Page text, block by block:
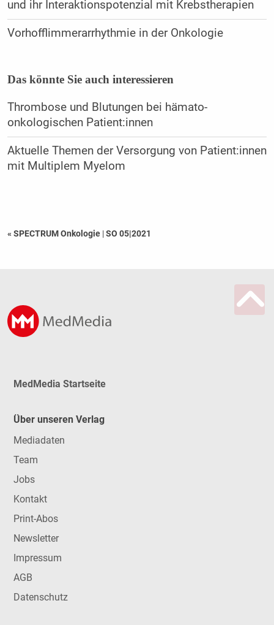
und ihr Interaktionspotenzial mit Krebstherapien
Vorhofflimmerarrhythmie in der Onkologie
Das könnte Sie auch interessieren
Thrombose und Blutungen bei hämato-
onkologischen Patient:innen
Aktuelle Themen der Versorgung von Patient:innen
mit Multiplem Myelom
« SPECTRUM Onkologie |SO 05|2021
MedMedia Startseite
Über unseren Verlag
Mediadaten
Team
Jobs
Kontakt
Print-Abos
Newsletter
Impressum
AGB
Datenschutz